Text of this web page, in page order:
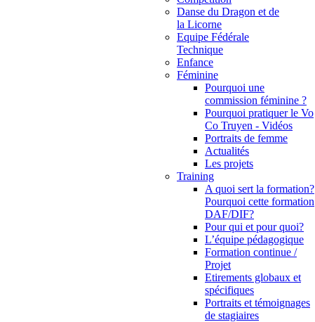
Danse du Dragon et de
la Licorne
Equipe Fédérale
Technique
Enfance
Féminine
Pourquoi une
commission féminine ?
Pourquoi pratiquer le Vo
Co Truyen - Vidéos
Portraits de femme
Actualités
Les projets
Training
A quoi sert la formation?
Pourquoi cette formation
DAF/DIF?
Pour qui et pour quoi?
L’équipe pédagogique
Formation continue /
Projet
Etirements globaux et
spécifiques
Portraits et témoignages
de stagiaires